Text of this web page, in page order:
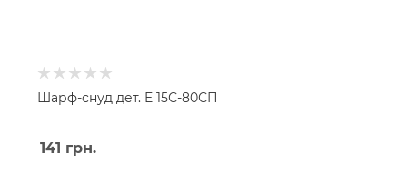
Шарф-снуд дет. E 15С-80СП
141 грн.